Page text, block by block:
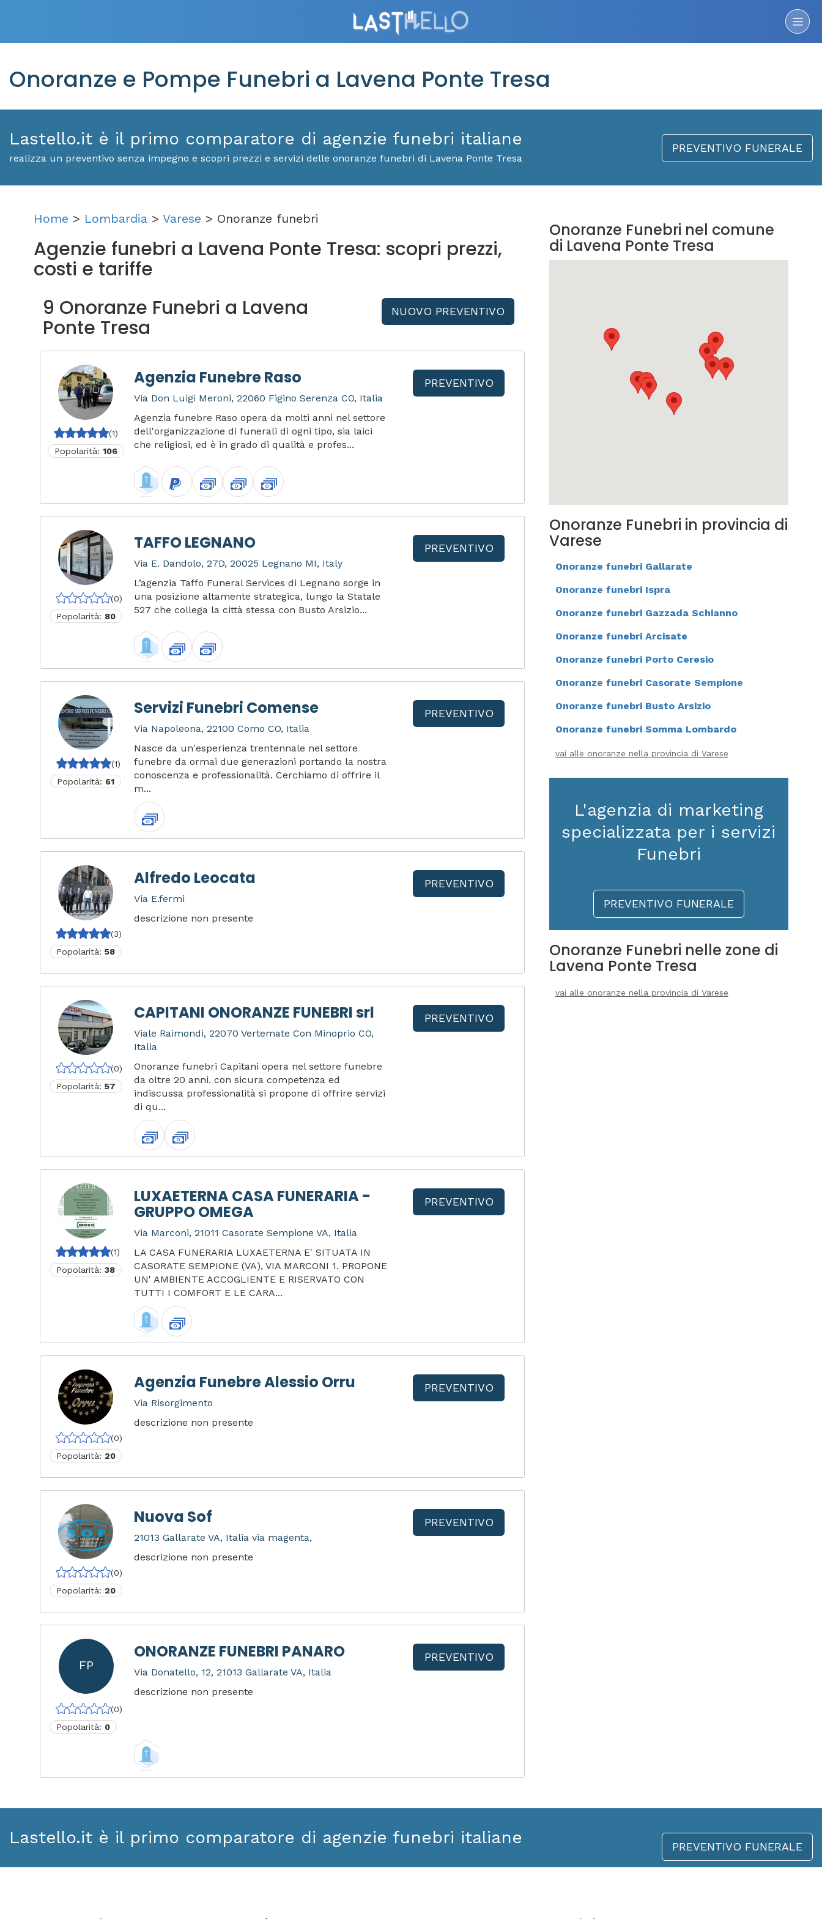
Onoranze e Pompe Funebri a Lavena Ponte Tresa
Lastello.it è il primo comparatore di agenzie funebri italiane
realizza un preventivo senza impegno e scopri prezzi e servizi delle onoranze funebri di Lavena Ponte Tresa
PREVENTIVO FUNERALE
Home > Lombardia > Varese > Onoranze funebri
Agenzie funebri a Lavena Ponte Tresa: scopri prezzi,
costi e tariffe
9 Onoranze Funebri a Lavena
Ponte Tresa
NUOVO PREVENTIVO
(1)
Popolarità: 106
Agenzia Funebre Raso
Via Don Luigi Meroni, 22060 Figino Serenza CO, Italia
Agenzia funebre Raso opera da molti anni nel settore
dell'organizzazione di funerali di ogni tipo, sia laici
che religiosi, ed è in grado di qualità e profes...
PREVENTIVO
(0)
Popolarità: 80
TAFFO LEGNANO
Via E. Dandolo, 27D, 20025 Legnano MI, Italy
L’agenzia Taffo Funeral Services di Legnano sorge in
una posizione altamente strategica, lungo la Statale
527 che collega la città stessa con Busto Arsizio...
PREVENTIVO
(1)
Popolarità: 61
Servizi Funebri Comense
Via Napoleona, 22100 Como CO, Italia
Nasce da un'esperienza trentennale nel settore
funebre da ormai due generazioni portando la nostra
conoscenza e professionalità. Cerchiamo di offrire il
m...
PREVENTIVO
(3)
Popolarità:58
Alfredo Leocata
Via E.fermi
descrizione non presente
PREVENTIVO
(0)
Popolarità: 57
CAPITANI ONORANZE FUNEBRI srl
Viale Raimondi, 22070 Vertemate Con Minoprio CO,
Italia
Onoranze funebri Capitani opera nel settore funebre
da oltre 20 anni. con sicura competenza ed
indiscussa professionalità si propone di offrire servizi
di qu...
PREVENTIVO
(1)
Popolarità:38
LUXAETERNA CASA FUNERARIA -
GRUPPO OMEGA
Via Marconi, 21011 Casorate Sempione VA, Italia
LA CASA FUNERARIA LUXAETERNA E' SITUATA IN
CASORATE SEMPIONE (VA), VIA MARCONI 1. PROPONE
UN' AMBIENTE ACCOGLIENTE E RISERVATO CON
TUTTI I COMFORT E LE CARA...
PREVENTIVO
(0)
Popolarità: 20
Agenzia Funebre Alessio Orru
Via Risorgimento
descrizione non presente
PREVENTIVO
(0)
Popolarità: 20
Nuova Sof
21013 Gallarate VA, Italia via magenta,
descrizione non presente
PREVENTIVO
FP
(0)
Popolarità: 0
ONORANZE FUNEBRI PANARO
Via Donatello, 12, 21013 Gallarate VA, Italia
descrizione non presente
PREVENTIVO
Onoranze Funebri nel comune
di Lavena Ponte Tresa
Onoranze Funebri in provincia di
Varese
Onoranze funebri Gallarate
Onoranze funebri Ispra
Onoranze funebri Gazzada Schianno
Onoranze funebri Arcisate
Onoranze funebri Porto Ceresio
Onoranze funebri Casorate Sempione
Onoranze funebri Busto Arsizio
Onoranze funebri Somma Lombardo
vai alle onoranze nella provincia di Varese
L'agenzia di marketing
specializzata per i servizi
Funebri
PREVENTIVO FUNERALE
Onoranze Funebri nelle zone di
Lavena Ponte Tresa
vai alle onoranze nella provincia di Varese
Lastello.it è il primo comparatore di agenzie funebri italiane PREVENTIVO FUNERALE